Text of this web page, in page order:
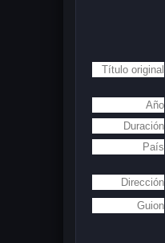
Título original
Año
Duración
País
Dirección
Guion